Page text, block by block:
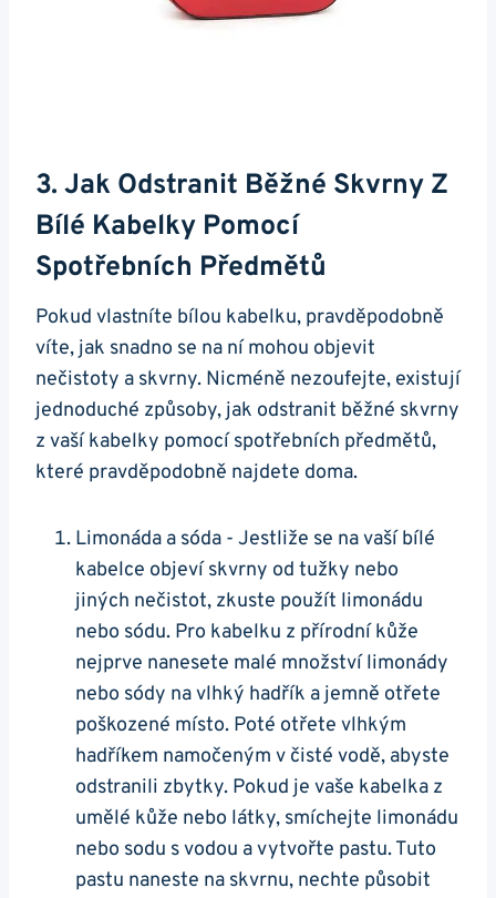
3. Jak ⁢odstranit Běžné Skvrny Z
Bílé‍ Kabelky Pomocí
Spotřebních Předmětů
Pokud vlastníte bílou kabelku, pravděpodobně
víte, jak snadno se na ⁤ní mohou objevit
nečistoty a skvrny. Nicméně nezoufejte, existují
jednoduché způsoby, jak odstranit běžné ​skvrny
‍z⁢ vaší⁣ kabelky pomocí spotřebních​ předmětů,
které pravděpodobně najdete doma.
Limonáda a sóda -​ Jestliže se na vaší bílé
‍kabelce objeví skvrny od tužky nebo⁤
jiných nečistot, zkuste použít limonádu
nebo sódu. Pro kabelku z přírodní kůže
nejprve nanesete malé množství limonády
nebo sódy na vlhký hadřík ⁤a jemně otřete
poškozené místo.‍ Poté otřete‍ vlhkým
hadříkem namočeným v čisté vodě, abyste
odstranili⁤ zbytky. Pokud je vaše kabelka z
umělé kůže nebo látky, smíchejte limonádu
nebo sodu s vodou a vytvořte pastu. Tuto
pastu naneste na skvrnu, nechte působit